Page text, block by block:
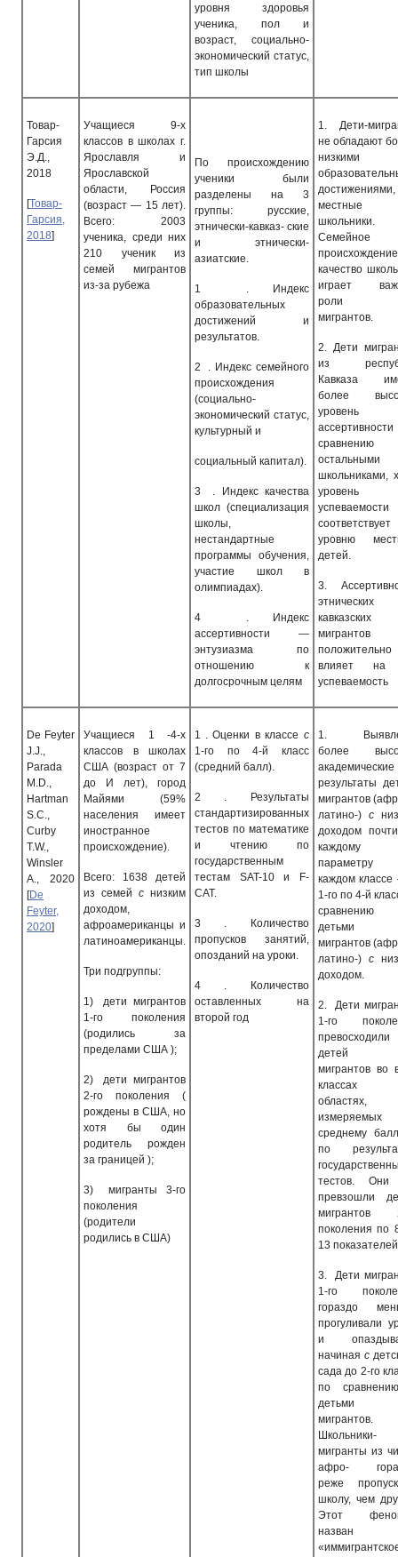
уровня здоровья
ученика, пол и
возраст, социально-
экономический статус,
тип школы
Товар-
Гар­сия
Э.Д.,
2018
[Товар-
Гарсия,
2018]
Учащиеся 9-х
классов в школах г.
Ярославля и
Ярославской
области, Россия
(возраст — 15 лет).
Всего: 2003
ученика, среди них
210 ученик из
семей мигрантов
из-за рубежа
По происхождению
ученики были
разделены на 3
группы: русские,
этнически-кавказ- ские
и этнически-
азиатские.
1
. Индекс
образовательных
достижений и
результатов.
2
. Индекс семейного
происхождения
(социально-
экономический статус,
культурный и
социальный капитал).
3
. Индекс качества
школ (специализация
школы,
нестандартные
программы обучения,
участие школ в
олимпиадах).
4
. Индекс
ассертивности —
энтузиазма по
отношению к
долгосрочным целям
1.
Дети-
не обладают
низкими
достижениями,
местные
школьники.
Семейное
качество
играет
роли
мигрантов.
2. Дети
из
Кавказа
более
уровень
остальными
школьниками,
уровень
успеваемости
соответствует
уровню
детей.
3.
этнических
кавказских
мигрантов
положительно
влияет на
успеваемость
De Feyter
J.J.,
Parada
M.D.,
Hartman
S.C.,
Curby
T.W.,
Winsler
A., 2020
[De
Feyter,
2020]
Учащиеся 1 -4-х
классов в школах
США (возраст от 7
до И лет), город
Майями (59%
населения имеет
иностранное
происхождение).
Всего: 1638 детей
из семей с низким
доходом,
афроамериканцы и
латиноамериканцы.
Три подгруппы:
1)
дети мигрантов
1-го поколения
(родились за
пределами США );
2)
дети мигрантов
2-го поколения (
рождены в США, но
хотя бы один
родитель рожден
за границей );
3)
мигранты 3-го
поколения
(родители
родились в США)
1 . Оценки в классес
1-го по 4-й класс
(средний балл).
2
. Результаты
стандартизированных
тестов по математике
и чтению по
государственным
тестам SAT-10 и
F-
CAT.
3
. Количество
пропусков занятий,
опозданий на уроки.
4
. Количество
оставленных на
второй год
1.
более
академические
результаты
мигрантов
латино-) с
доходом
каждому
каждом
1-го по 4-й
детьми
мигрантов
латино-) с
доходом.
2.
Дети
1-го
превосходили
детей
мигрантов во
областях,
среднему
по
тестов.
превзошли
мигрантов
поколения по
13
3.
Дети
1-го
гораздо
прогуливали
и
начиная с
сада до 2-го
по
детьми
мигрантов.
Школьники-
мигранты из
афро-
реже
школу, чем
Этот
назван